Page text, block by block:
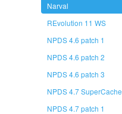
Narval
REvolution 11 WS
NPDS 4.6 patch 1
NPDS 4.6 patch 2
NPDS 4.6 patch 3
NPDS 4.7 SuperCache
NPDS 4.7 patch 1